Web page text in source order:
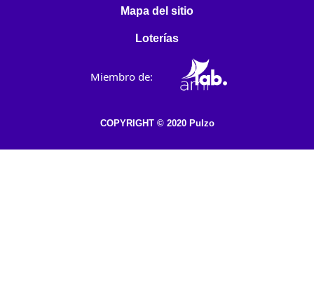
Mapa del sitio
Loterías
Miembro de:
COPYRIGHT © 2020 Pulzo